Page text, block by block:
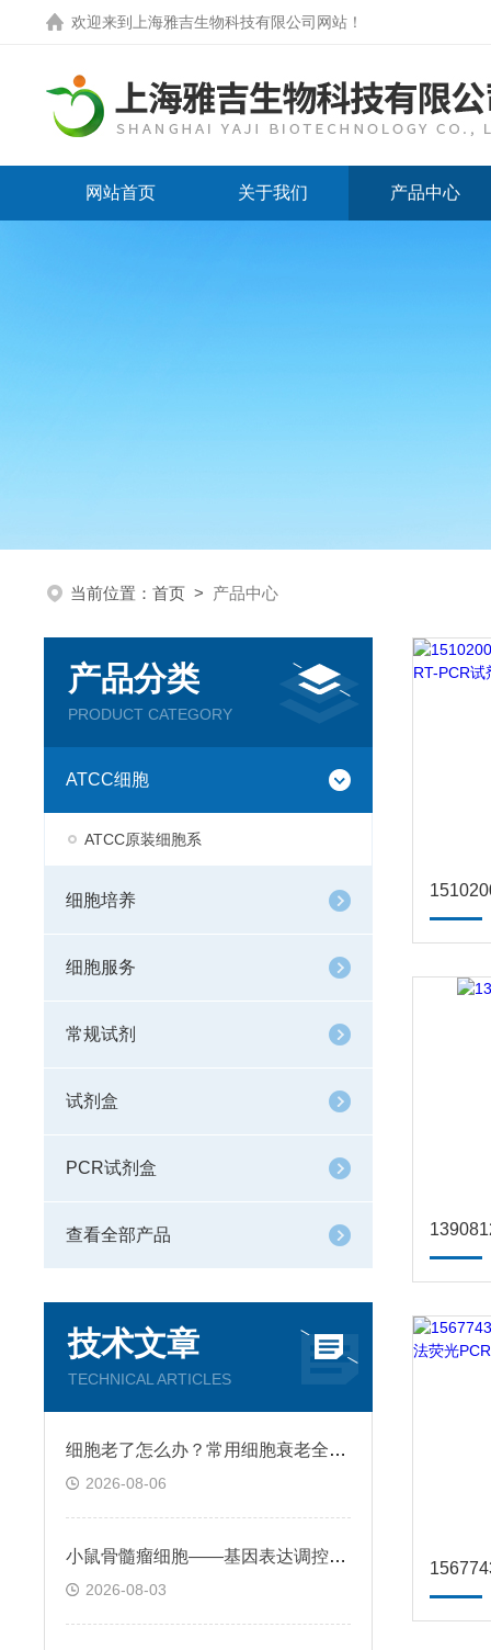
欢迎来到 上海雅吉生物科技有限公司网站 ！
网站首页 关于我们 产品中心
当前位置： 首页 > 产品中心
产品分类
PRODUCT CATEGORY
ATCC细胞
ATCC原装细胞系
细胞培养
细胞服务
常规试剂
试剂盒
PCR试剂盒
查看全部产品
技术文章
TECHNICAL ARTICLES
细胞老了怎么办？常用细胞衰老全解析
2026-08-06
小鼠骨髓瘤细胞——基因表达调控与个性化治疗探索
2026-08-03